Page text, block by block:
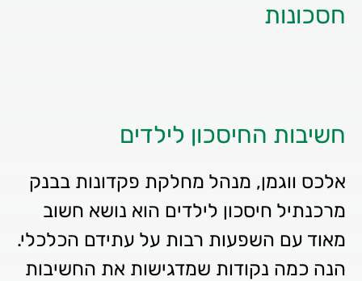
חסכונות
חשיבות החיסכון לילדים
אלכס ווגמן, מנהל מחלקת פקדונות בבנק
מרכנתיל חיסכון לילדים הוא נושא חשוב
מאוד עם השפעות רבות על עתידם הכלכלי.
הנה כמה נקודות שמדגישות את החשיבות